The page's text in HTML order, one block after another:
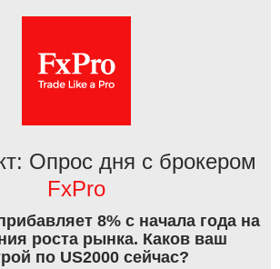
Опрос дня с брокером
FxPro
8% с начала года на
роста рынка. Каков ваш
по US2000 сейчас?